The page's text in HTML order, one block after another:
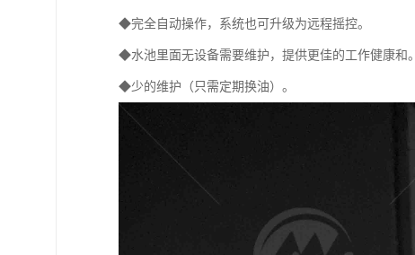
◆完全自动操作，系统也可升级为远程摇控。
◆水池里面无设备需要维护，提供更佳的工作健康和。
◆少的维护（只需定期换油）。